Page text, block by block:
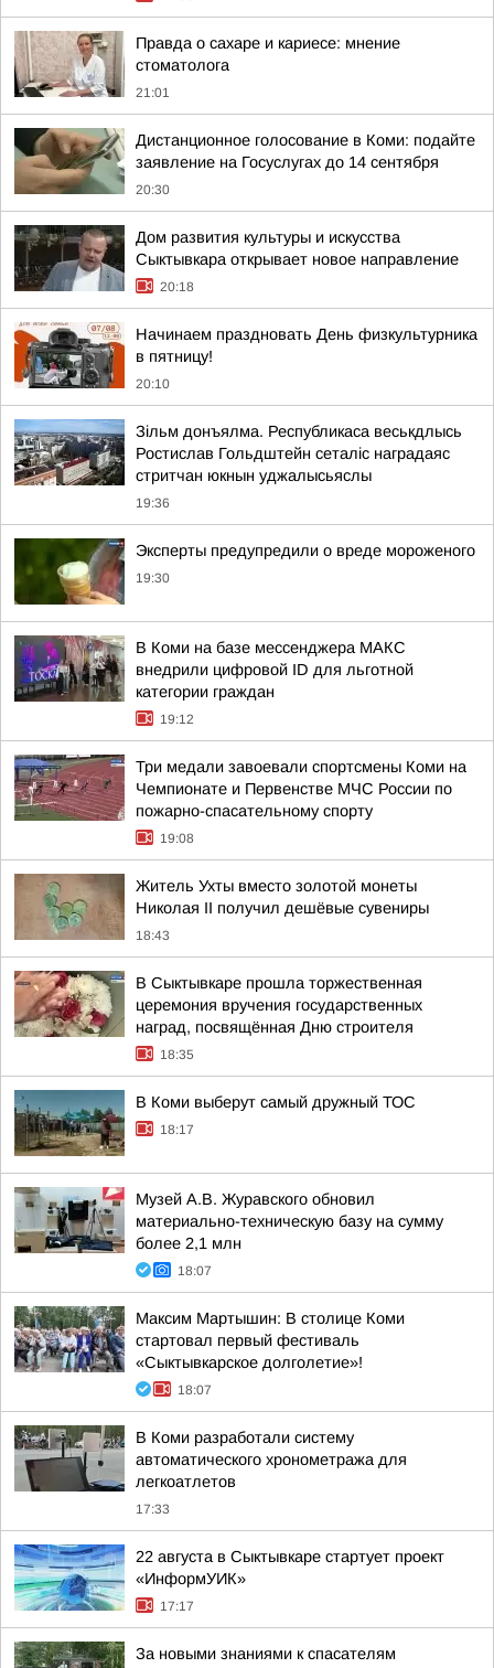
Правда о сахаре и кариесе: мнение
стоматолога
21:01
Дистанционное голосование в Коми: подайте
заявление на Госуслугах до 14 сентября
20:30
Дом развития культуры и искусства
Сыктывкара открывает новое направление
20:18
Начинаем праздновать День физкультурника
в пятницу!
20:10
Зільм донъялма. Республикаса веськдлысь
Ростислав Гольдштейн сеталіс наградаяс
стритчан юкнын уджалысьяслы
19:36
Эксперты предупредили о вреде мороженого
19:30
В Коми на базе мессенджера МАКС
внедрили цифровой ID для льготной
категории граждан
19:12
Три медали завоевали спортсмены Коми на
Чемпионате и Первенстве МЧС России по
пожарно-спасательному спорту
19:08
Житель Ухты вместо золотой монеты
Николая II получил дешёвые сувениры
18:43
В Сыктывкаре прошла торжественная
церемония вручения государственных
наград, посвящённая Дню строителя
18:35
В Коми выберут самый дружный ТОС
18:17
Музей А.В. Журавского обновил
материально-техническую базу на сумму
более 2,1 млн
18:07
Максим Мартышин: В столице Коми
стартовал первый фестиваль
«Сыктывкарское долголетие»!
18:07
В Коми разработали систему
автоматического хронометража для
легкоатлетов
17:33
22 августа в Сыктывкаре стартует проект
«ИнформУИК»
17:17
За новыми знаниями к спасателям